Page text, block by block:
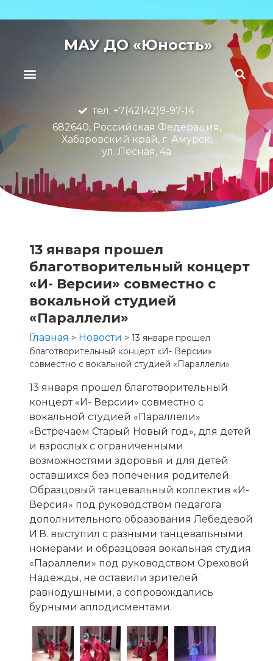
МАУ ДО «Юность»
тел. +7(42142)9-97-14
682640, Российская Федерация,
Хабаровский край, г. Амурск,
ул. Лесная, 4а
13 января прошел
благотворительный концерт
«И- Версии» совместно с
вокальной студией
«Параллели»
Главная > Новости > 13 января прошел
благотворительный концерт «И- Версии»
совместно с вокальной студией «Параллели»
13 января прошел благотворительный
концерт «И- Версии» совместно с
вокальной студией «Параллели»
«Встречаем Старый Новый год», для детей
и взрослых с ограниченными
возможностями здоровья и для детей
оставшихся без попечения родителей.
Образцовый танцевальный коллектив «И-
Версия» под руководством педагога
дополнительного образования Лебедевой
И.В. выступил с разными танцевальными
номерами и образцовая вокальная студия
«Параллели» под руководством Ореховой
Надежды, не оставили зрителей
равнодушными, а сопровождались
бурными аплодисментами.